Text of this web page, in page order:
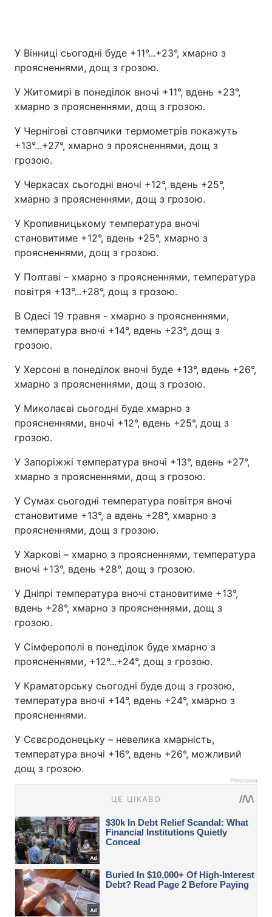
У Вінниці сьогодні буде +11°...+23°, хмарно з
проясненнями, дощ з грозою.
У Житомирі в понеділок вночі +11°, вдень +23°,
хмарно з проясненнями, дощ з грозою.
У Чернігові стовпчики термометрів покажуть
+13°...+27°, хмарно з проясненнями, дощ з
грозою.
У Черкасах сьогодні вночі +12°, вдень +25°,
хмарно з проясненнями, дощ з грозою.
У Кропивницькому температура вночі
становитиме +12°, вдень +25°, хмарно з
проясненнями, дощ з грозою.
У Полтаві – хмарно з проясненнями, температура
повітря +13°...+28°, дощ з грозою.
В Одесі 19 травня - хмарно з проясненнями,
температура вночі +14°, вдень +23°, дощ з
грозою.
У Херсоні в понеділок вночі буде +13°, вдень +26°,
хмарно з проясненнями, дощ з грозою.
У Миколаєві сьогодні буде хмарно з
проясненнями, вночі +12°, вдень +25°, дощ з
грозою.
У Запоріжжі температура вночі +13°, вдень +27°,
хмарно з проясненнями, дощ з грозою.
У Сумах сьогодні температура повітря вночі
становитиме +13°, а вдень +28°, хмарно з
проясненнями, дощ з грозою.
У Харкові – хмарно з проясненнями, температура
вночі +13°, вдень +28°, дощ з грозою.
У Дніпрі температура вночі становитиме +13°,
вдень +28°, хмарно з проясненнями, дощ з
грозою.
У Сімферополі в понеділок буде хмарно з
проясненнями, +12°...+24°, дощ з грозою.
У Краматорську сьогодні буде дощ з грозою,
температура вночі +14°, вдень +24°, хмарно з
проясненнями.
У Сєвєродонецьку – невелика хмарність,
температура вночі +16°, вдень +26°, можливий
дощ з грозою.
Реклама